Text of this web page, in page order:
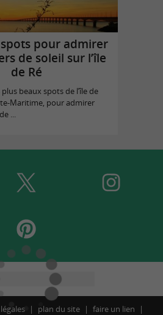
pour admirer
de soleil sur l’île
de Ré
beaux spots de l’île de
Maritime, pour admirer
...
plan du site faire un lien